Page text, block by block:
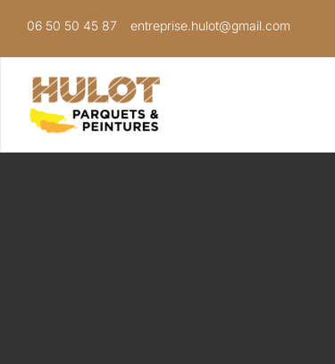
contenu
06 50 50 45 87 entreprise.hulot@gmail.com